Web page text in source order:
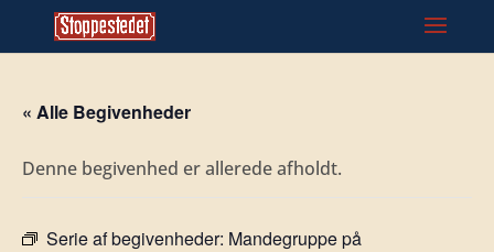
« Alle Begivenheder
Denne begivenhed er allerede afholdt.
Serie af begivenheder: Mandegruppe på